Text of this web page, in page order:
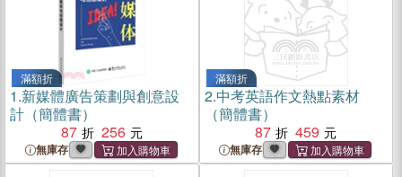
滿額折
1.新媒體廣告策劃與創意設
計（簡體書）
87
256
無庫存
滿額折
2.中考英語作文熱點素材
（簡體書）
87
459
無庫存